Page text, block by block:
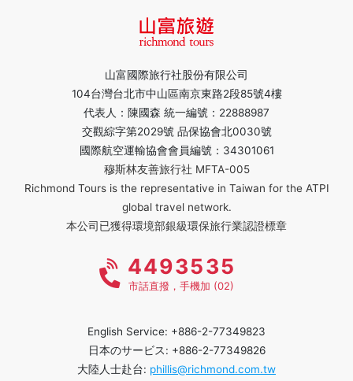
山富國際旅行社股份有限公司
104台灣台北市中山區南京東路2段85號4樓
代表人：陳國森 統一編號：22888987
交觀綜字第2029號 品保協會北0030號
國際航空運輸協會會員編號：34301061
穆斯林友善旅行社 MFTA-005
Richmond Tours is the representative in Taiwan for the ATPI
global travel network.
本公司已獲得環境部銀級環保旅行業認證標章
4493535
市話直撥，手機加 (02)
English Service: +886-2-77349823
日本のサービス: +886-2-77349826
大陸人士赴台: phillis@richmond.com.tw